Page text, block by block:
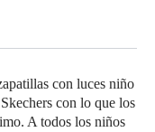
con luces niño
con lo que los
A todos los niños